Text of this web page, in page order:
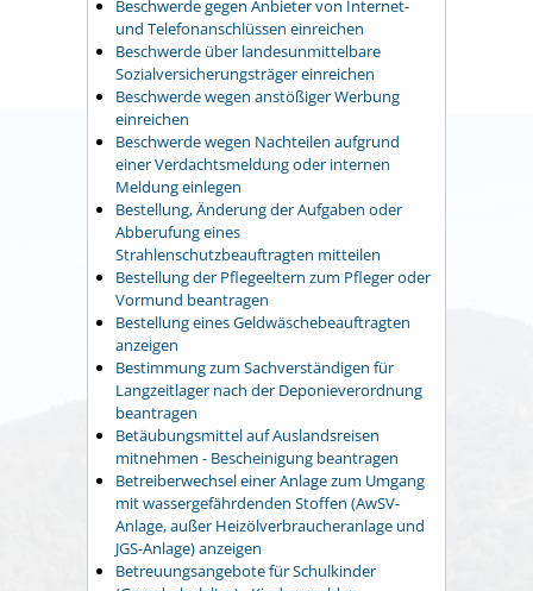
Beschwerde gegen Anbieter von Internet-
und Telefonanschlüssen einreichen
Beschwerde über landesunmittelbare
Sozialversicherungsträger einreichen
Beschwerde wegen anstößiger Werbung
einreichen
Beschwerde wegen Nachteilen aufgrund
einer Verdachtsmeldung oder internen
Meldung einlegen
Bestellung, Änderung der Aufgaben oder
Abberufung eines
Strahlenschutzbeauftragten mitteilen
Bestellung der Pflegeeltern zum Pfleger oder
Vormund beantragen
Bestellung eines Geldwäschebeauftragten
anzeigen
Bestimmung zum Sachverständigen für
Langzeitlager nach der Deponieverordnung
beantragen
Betäubungsmittel auf Auslandsreisen
mitnehmen - Bescheinigung beantragen
Betreiberwechsel einer Anlage zum Umgang
mit wassergefährdenden Stoffen (AwSV-
Anlage, außer Heizölverbraucheranlage und
JGS-Anlage) anzeigen
Betreuungsangebote für Schulkinder